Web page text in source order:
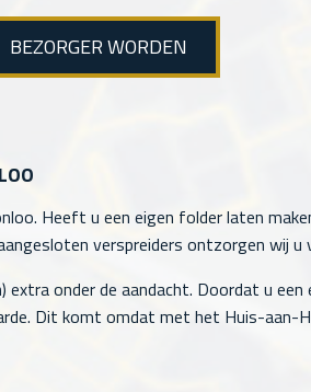
BEZORGER WORDEN
Heeft u een eigen folder laten
verspreiders ontzorgen wij
onder de aandacht. Doordat u
Dit komt omdat met het Huis-aan-